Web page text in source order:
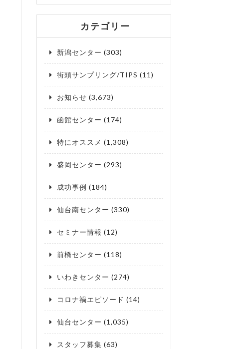
カテゴリー
新潟センター (303)
街頭サンプリング/TIPS (11)
お知らせ (3,673)
函館センター (174)
特にオススメ (1,308)
盛岡センター (293)
成功事例 (184)
仙台南センター (330)
セミナー情報 (12)
前橋センター (118)
いわきセンター (274)
コロナ禍エピソード (14)
仙台センター (1,035)
スタッフ募集 (63)